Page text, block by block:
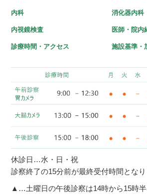
内科 消化器内科
内視鏡検査 医師・院内
診療時間・アクセス 施設基準・
休診日…水・日・祝
診察終了の15分前が最終受付時間となり
▲…土曜日の午後診察は14時から15時